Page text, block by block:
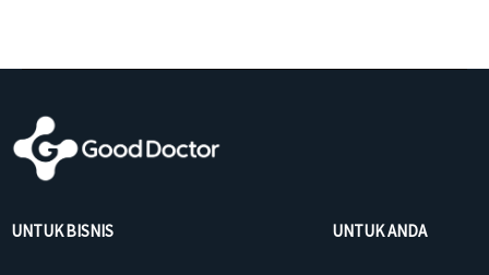
UNTUK BISNIS UNTUK ANDA